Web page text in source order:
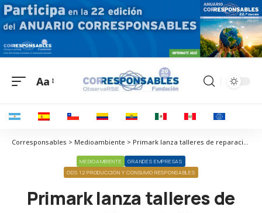
Aa
Corresponsables > Medioambiente > Primark lanza talleres de reparación gratuitos y puntos de recogida de textiles para impulsar la moda circular
MEDIOAMBIENTE
GRANDES EMPRESAS
ODS 12 PRODUCCIÓN Y CONSUMO RESPONSABLES
Primark lanza talleres de